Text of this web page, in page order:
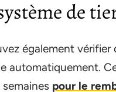
de
également vérifier
automatiquement.
semaines pour le